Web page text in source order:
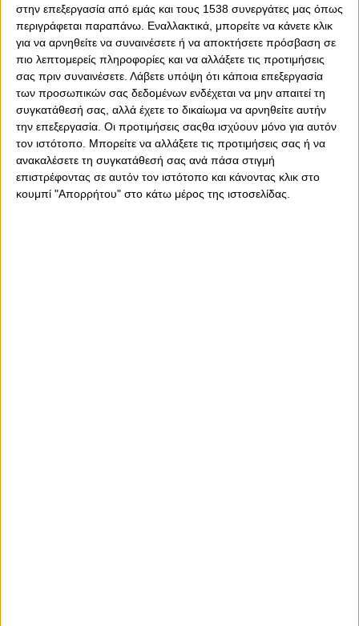
στην επεξεργασία από εμάς και τους 1538 συνεργάτες μας όπως
περιγράφεται παραπάνω. Εναλλακτικά, μπορείτε να κάνετε κλικ
για να αρνηθείτε να συναινέσετε ή να αποκτήσετε πρόσβαση σε
πιο λεπτομερείς πληροφορίες και να αλλάξετε τις προτιμήσεις
σας πριν συναινέσετε. Λάβετε υπόψη ότι κάποια επεξεργασία
των προσωπικών σας δεδομένων ενδέχεται να μην απαιτεί τη
συγκατάθεσή σας, αλλά έχετε το δικαίωμα να αρνηθείτε αυτήν
την επεξεργασία. Οι προτιμήσεις σαςθα ισχύουν μόνο για αυτόν
τον ιστότοπο. Μπορείτε να αλλάξετε τις προτιμήσεις σας ή να
ανακαλέσετε τη συγκατάθεσή σας ανά πάσα στιγμή
επιστρέφοντας σε αυτόν τον ιστότοπο και κάνοντας κλικ στο
κουμπί "Απορρήτου" στο κάτω μέρος της ιστοσελίδας.
0 0
Μετά από τέσσερα χρόνια, ο Κώστας Κοτανίδης
αποτελεί παρελθόν από την ομάδα χάντμπολ του
Ολυμπιακού. Με τον Θρύλο να αποχαιρετά τον διεθνή
τερματοφύλακα με ένα συγκινητικό μήνυμα!
Η ανακοίνωση των «ερυθρόλευκων» για το «διαζύγιο» με
τον Κοτανίδη: «Ο ΟΛΥΜΠΙΑΚΟΣ Σ.Φ.Π. ανακοινώνει την
ολοκλήρωση της συνεργασίας του με τον Κώστα
Κοτανίδη.